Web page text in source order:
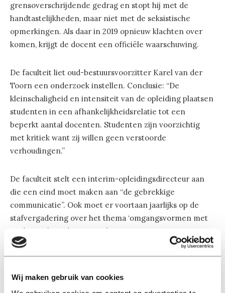
Wij maken gebruik van cookies
grensoverschrijdende gedrag en stopt hij met de
handtastelijkheden, maar niet met de seksistische
opmerkingen. Als daar in 2019 opnieuw klachten over
komen, krijgt de docent een officiële waarschuwing.
De faculteit liet oud-bestuursvoorzitter Karel van der
Toorn een onderzoek instellen. Conclusie: “De
kleinschaligheid en intensiteit van de opleiding plaatsen
studenten in een afhankelijkheidsrelatie tot een
beperkt aantal docenten. Studenten zijn voorzichtig
met kritiek want zij willen geen verstoorde
verhoudingen.”
De faculteit stelt een interim-opleidingsdirecteur aan
die een eind moet maken aan “de gebrekkige
communicatie”. Ook moet er voortaan jaarlijks op de
stafvergadering over het thema ‘omgangsvormen met
studenten’ worden gesproken.
Geen klachten
De docent werkt nog altijd aan de UvA, en geeft ook dit